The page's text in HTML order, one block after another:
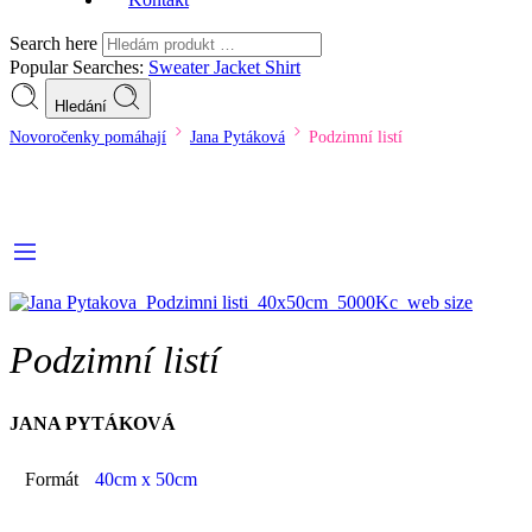
Search here
Popular Searches: SweaterJacket Shirt
Hledání
Novoročenky pomáhají Jana Pytáková Podzimní listí
Podzimní listí
JANA PYTÁKOVÁ
Formát 40cm x 50cm